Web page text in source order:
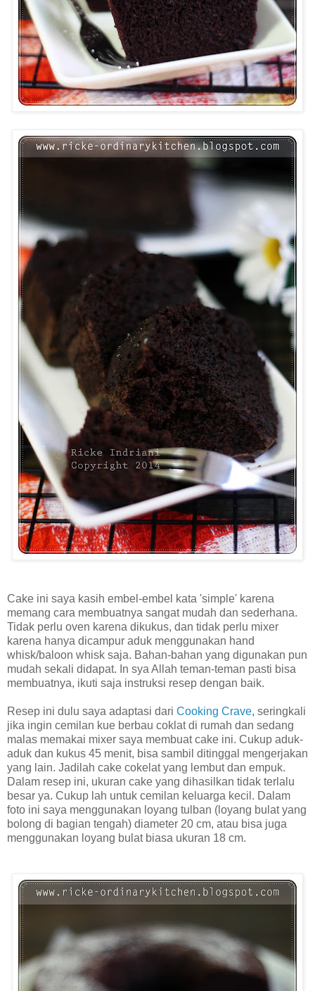
Cake ini saya kasih embel-embel kata 'simple' karena
memang cara membuatnya sangat mudah dan sederhana.
Tidak perlu oven karena dikukus, dan tidak perlu mixer
karena hanya dicampur aduk menggunakan hand
whisk/baloon whisk saja. Bahan-bahan yang digunakan pun
mudah sekali didapat. In sya Allah teman-teman pasti bisa
membuatnya, ikuti saja instruksi resep dengan baik.
Resep ini dulu saya adaptasi dari Cooking Crave, seringkali
jika ingin cemilan kue berbau coklat di rumah dan sedang
malas memakai mixer saya membuat cake ini. Cukup aduk-
aduk dan kukus 45 menit, bisa sambil ditinggal mengerjakan
yang lain. Jadilah cake cokelat yang lembut dan empuk.
Dalam resep ini, ukuran cake yang dihasilkan tidak terlalu
besar ya. Cukup lah untuk cemilan keluarga kecil. Dalam
foto ini saya menggunakan loyang tulban (loyang bulat yang
bolong di bagian tengah) diameter 20 cm, atau bisa juga
menggunakan loyang bulat biasa ukuran 18 cm.